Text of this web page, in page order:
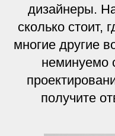
дизайнеры.
сколько стоит,
многие другие
неминуемо
получите